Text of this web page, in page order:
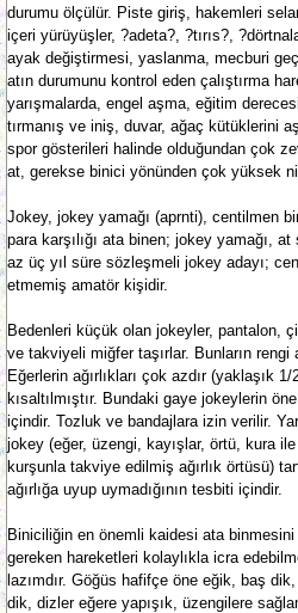
durumu ölçülür. Piste giriş, hakemleri
içeri yürüyüşler, ?adeta?, ?tırıs?,
ayak değiştirmesi, yaslanma, mecburi
atın durumunu kontrol eden çalıştırma
yarışmalarda, engel aşma, eğitim
tırmanış ve iniş, duvar, ağaç kütüklerini
spor gösterileri halinde olduğundan çok
at, gerekse binici yönünden çok yüksek
Jokey, jokey yamağı (aprnti), centilmen
para karşılığı ata binen; jokey yamağı,
az üç yıl süre sözleşmeli jokey adayı;
etmemiş amatör kişidir.
Bedenleri küçük olan jokeyler, pantalon,
ve takviyeli miğfer taşırlar. Bunların
Eğerlerin ağırlıkları çok azdır (yaklaşık
kısaltılmıştır. Bundaki gaye jokeylerin
içindir. Tozluk ve bandajlara izin verilir.
jokey (eğer, üzengi, kayışlar, örtü, kura
kurşunla takviye edilmiş ağırlık örtüsü)
ağırlığa uyup uymadığının tesbiti içindir.
Biniciliğin en önemli kaidesi ata
gereken hareketleri kolaylıkla icra
lazımdır. Göğüs hafifçe öne eğik, baş
dik, dizler eğere yapışık, üzengilere